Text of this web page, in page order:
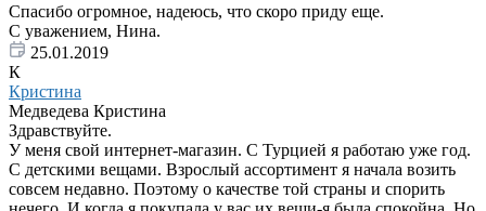
Спасибо огромное, надеюсь, что скоро приду еще.
С уважением, Нина.
25.01.2019
К
Кристина
Медведева Кристина
Здравствуйте.
У меня свой интернет-магазин. С Турцией я работаю уже год.
С детскими вещами. Взрослый ассортимент я начала возить
совсем недавно. Поэтому о качестве той страны и спорить